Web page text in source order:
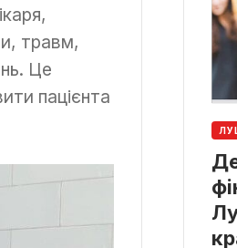
травм,
Це
пацієнта